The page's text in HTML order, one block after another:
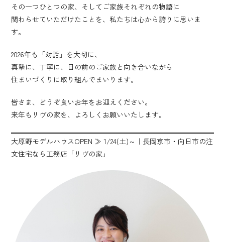
その一つひとつの家、そしてご家族それぞれの物語に
関わらせていただけたことを、私たちは心から誇りに思いま
す。
2026年も「対話」を大切に、
真摯に、丁寧に、目の前のご家族と向き合いながら
住まいづくりに取り組んでまいります。
皆さま、どうぞ良いお年をお迎えください。
来年もリヴの家を、よろしくお願いいたします。
大原野モデルハウスOPEN ≫ 1/24(土)～｜長岡京市・向日市の注
文住宅なら工務店「リヴの家」